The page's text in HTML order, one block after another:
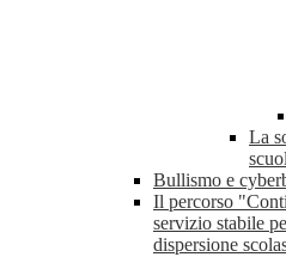
La
Bullismo e
Il percorso
servizio stabile
dispersione